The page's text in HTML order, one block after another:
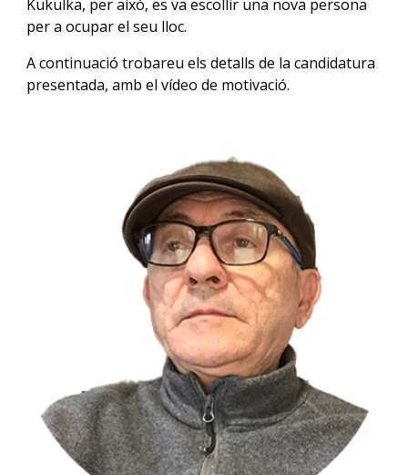
Kukulka, per això,es vaescollir una nova persona
per a ocupar el seu lloc.
A continuació trobareu els detalls de la candidatura
presentada, amb el vídeo de motivació.